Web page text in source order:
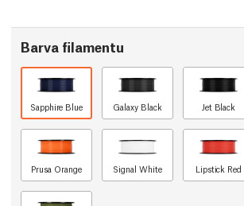
Barva filamentu
Sapphire Blue Galaxy Black Jet Black
Prusa Orange Signal White Lipstick Red